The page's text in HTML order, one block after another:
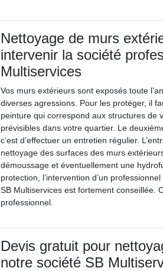
Nettoyage de murs
intervenir la société
Multiservices
Vos murs extérieurs sont exposés toute
diverses agressions. Pour les protéger, il
peinture qui correspond aux structures de
prévisibles dans votre quartier. Le
c’est d’effectuer un entretien régulier.
nettoyage des surfaces des murs
démoussage et éventuellement une
protection, l’intervention d’un
SB Multiservices est fortement conseillée.
professionnel.
Devis gratuit pour
notre société SB